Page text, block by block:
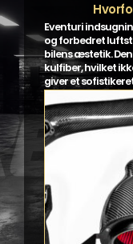
Eventuri
og forbedret
bilens æstetik.
kulfiber, hvilket
giver et